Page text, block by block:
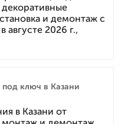
и демонтаж с
августе 2026 г.,
ключ в Казани
в Казани от